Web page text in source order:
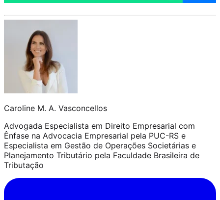
Caroline M. A. Vasconcellos
Advogada Especialista em Direito Empresarial com
Ênfase na Advocacia Empresarial pela PUC-RS e
Especialista em Gestão de Operações Societárias e
Planejamento Tributário pela Faculdade Brasileira de
Tributação